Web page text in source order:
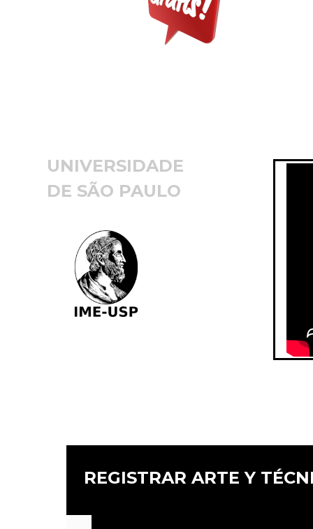
UNIVERSIDADE
DE SÃO PAULO
REGISTRAR ARTE Y